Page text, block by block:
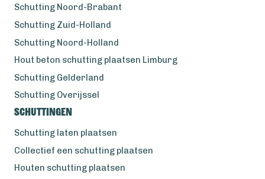
Schutting Noord-Brabant
Schutting Zuid-Holland
Schutting Noord-Holland
Hout beton schutting plaatsen Limburg
Schutting Gelderland
Schutting Overijssel
Schuttingen
Schutting laten plaatsen
Collectief een schutting plaatsen
Houten schutting plaatsen